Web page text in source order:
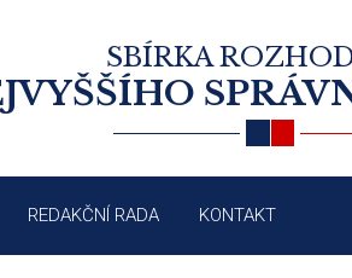
SBÍRKA
REDAKČNÍ RADA KONTAKT